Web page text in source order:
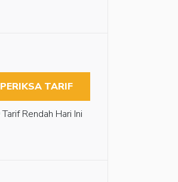
PERIKSA TARIF
Tarif Rendah Hari Ini